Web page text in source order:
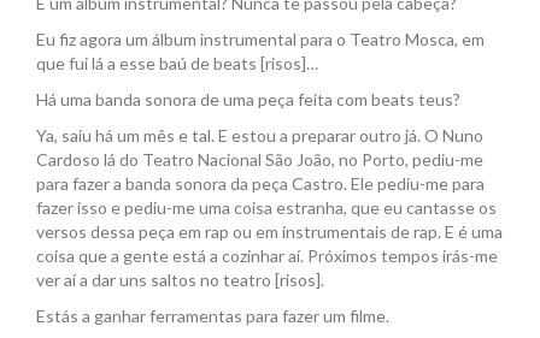
Eu fiz agora um álbum instrumental para o Teatro Mosca, em
que fui lá a esse baú de beats [risos]…
Há uma banda sonora de uma peça feita com beats teus?
Ya, saiu há um mês e tal. E estou a preparar outro já. O Nuno
Cardoso lá do Teatro Nacional São João, no Porto, pediu-me
para fazer a banda sonora da peça Castro. Ele pediu-me para
fazer isso e pediu-me uma coisa estranha, que eu cantasse os
versos dessa peça em rap ou em instrumentais de rap. E é uma
coisa que a gente está a cozinhar aí. Próximos tempos irás-me
ver aí a dar uns saltos no teatro [risos].
Estás a ganhar ferramentas para fazer um filme.